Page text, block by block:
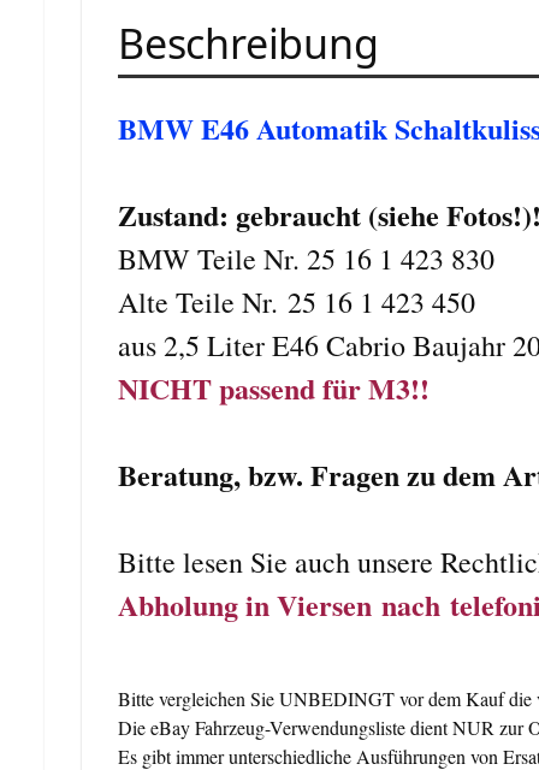
Beschreibung
BMW E46 Automatik
Zustand: gebraucht (siehe
BMW Teile Nr. 25 16 1 423 830
Alte Teile Nr. 25 16 1 423 450
aus 2,5 Liter E46 Cabrio Baujahr
NICHT passend für M3!!
Beratung, bzw. Fragen zu dem
Bitte lesen Sie auch unsere
Abholung in Viersen nach
Bitte vergleichen Sie UNBEDINGT vor dem Kauf die
Die eBay Fahrzeug-Verwendungsliste dient NUR
Es gibt immer unterschiedliche Ausführungen von